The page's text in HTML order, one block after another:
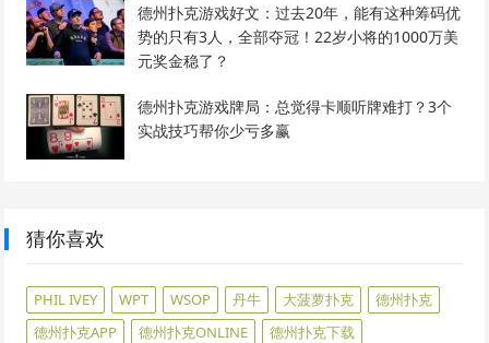
德州扑克游戏好文：过去20年，能有这种筹码优
势的只有3人，全部夺冠！22岁小将的1000万美
元奖金稳了？
德州扑克游戏牌局：总觉得卡顺听牌难打？3个
实战技巧帮你少亏多赢
猜你喜欢
PHIL IVEY WPT WSOP 丹牛 大菠萝扑克
德州扑克
德州扑克APP
德州扑克ONLINE
德州扑克下载